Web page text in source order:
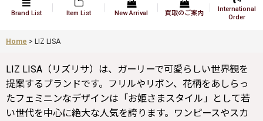
Brand List Item List New Arrival 買取のご案内
International
Order
Home > LIZ LISA
LIZ LISA（リズリサ）は、ガーリーで可愛らしい世界観を
提案するブランドです。フリルやリボン、花柄をあしらっ
たフェミニンなデザインは「お姫さまスタイル」として若
い世代を中心に絶大な人気を誇ります。ワンピースやスカ